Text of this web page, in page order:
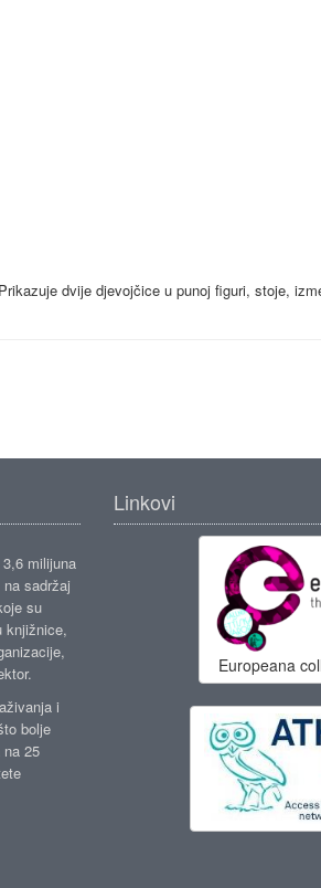
dvije djevojčice u punoj figuri, stoje,
milijuna
sadržaj
su
knjižnice,
i
bolje
25
Linkovi
Europeana